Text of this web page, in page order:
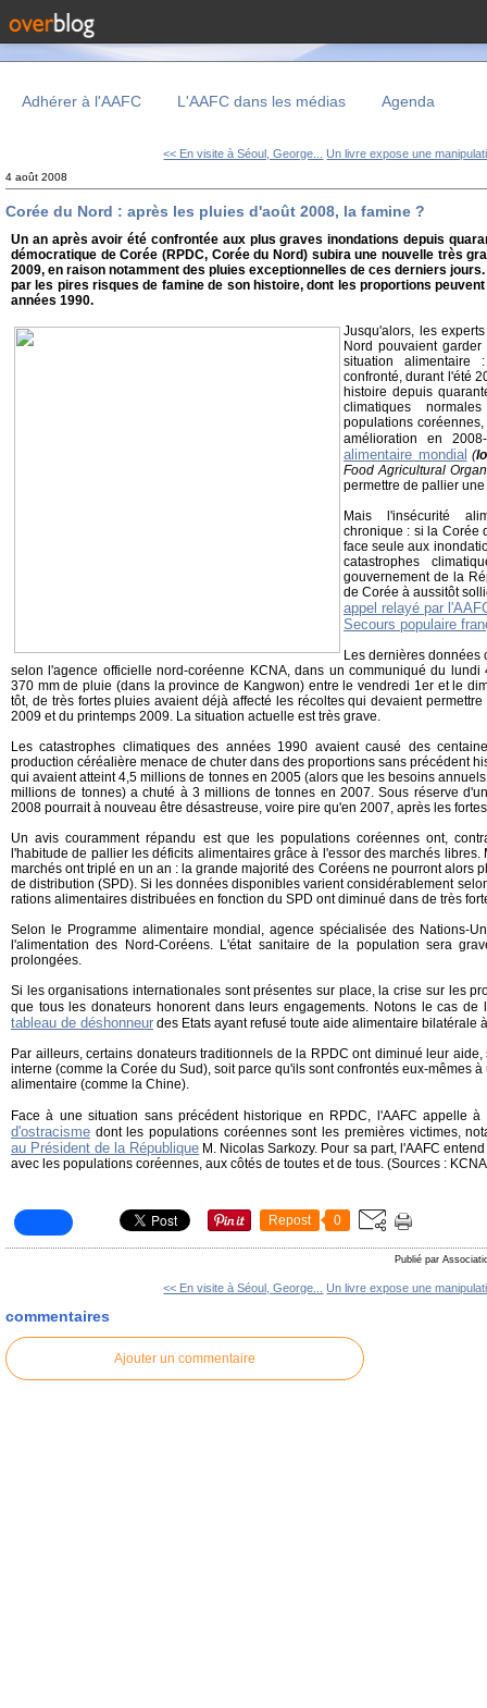
Adhérer à l'AAFC L'AAFC dans les médias Agenda
<< En visite à Séoul, George... Un livre expose une
4 août 2008
Corée du Nord : après les pluies d'août 2008, la famine ?
Un an après avoir été confrontée aux plus graves inondations depuis
démocratique de Corée (RPDC, Corée du Nord) subira une nouvelle très
2009, en raison notamment des pluies exceptionnelles de ces derniers
par les pires risques de famine de son histoire, dont les proportions
années 1990.
Jusqu'alors, les
Nord pouvaient
situation
confronté, durant l'été
histoire depuis
climatiques
populations
amélioration en
alimentaire mondial (
Food Agricultural
permettre de pallier
Mais l'insécurité
chronique : si la Corée
face seule aux
catastrophes
gouvernement de la
de Corée à aussitôt
appel relayé par
Secours populaire
Les dernières données
selon l'agence officielle nord-coréenne KCNA, dans un communiqué du
370 mm de pluie (dans la province de Kangwon) entre le vendredi 1er et le
tôt, de très fortes pluies avaient déjà affecté les récoltes qui devaient
2009 et du printemps 2009. La situation actuelle est très grave.
Les catastrophes climatiques des années 1990 avaient causé des
production céréalière menace de chuter dans des proportions sans précédent
qui avaient atteint 4,5 millions de tonnes en 2005 (alors que les besoins
millions de tonnes) a chuté à 3 millions de tonnes en 2007. Sous réserve
2008 pourrait à nouveau être désastreuse, voire pire qu'en 2007, après les
Un avis couramment répandu est que les populations coréennes ont,
l'habitude de pallier les déficits alimentaires grâce à l'essor des marchés
marchés ont triplé en un an : la grande majorité des Coréens ne pourront alors
de distribution (SPD). Si les données disponibles varient considérablement
rations alimentaires distribuées en fonction du SPD ont diminué dans de très
Selon le Programme alimentaire mondial, agence spécialisée des Nations-
l'alimentation des Nord-Coréens. L'état sanitaire de la population sera
prolongées.
Si les organisations internationales sont présentes sur place, la crise sur les
que tous les donateurs honorent dans leurs engagements. Notons le cas
tableau de déshonneur des Etats ayant refusé toute aide alimentaire bilatérale
Par ailleurs, certains donateurs traditionnels de la RPDC ont diminué leur
interne (comme la Corée du Sud), soit parce qu'ils sont confrontés eux-mêmes
alimentaire (comme la Chine).
Face à une situation sans précédent historique en RPDC, l'AAFC appelle
d'ostracisme dont les populations coréennes sont les premières victimes,
au Président de la République M. Nicolas Sarkozy. Pour sa part, l'AAFC
avec les populations coréennes, aux côtés de toutes et de tous. (Sources :
Repost 0
Publié par
<< En visite à Séoul, George... Un livre expose une
commentaires
Ajouter un commentaire